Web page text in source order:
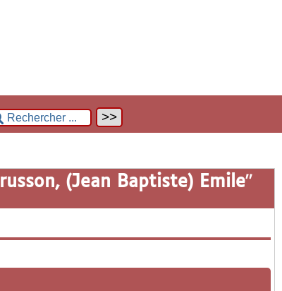
(Jean Baptiste) Emile"